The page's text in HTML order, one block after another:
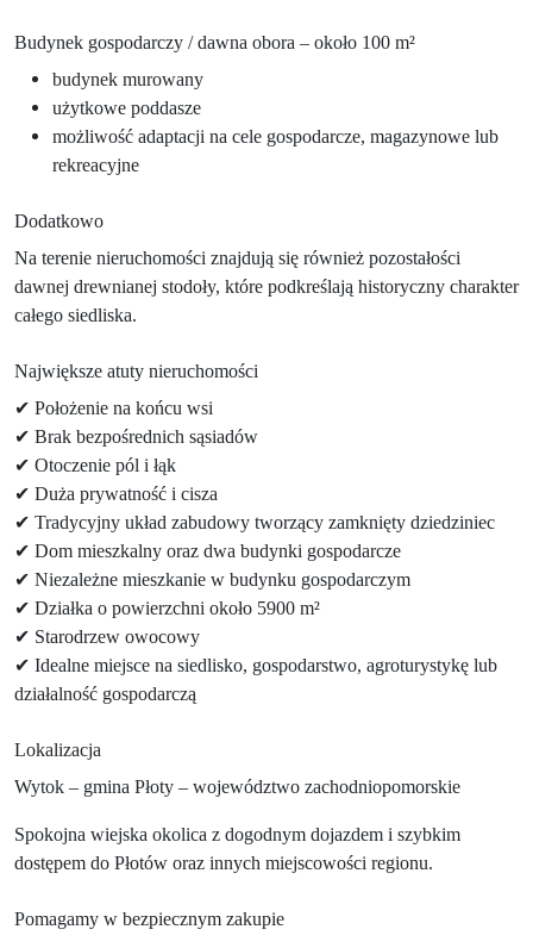
Budynek gospodarczy / dawna obora – około 100 m²
budynek murowany
użytkowe poddasze
możliwość adaptacji na cele gospodarcze, magazynowe lub
rekreacyjne
Dodatkowo
Na terenie nieruchomości znajdują się również pozostałości
dawnej drewnianej stodoły, które podkreślają historyczny charakter
całego siedliska.
Największe atuty nieruchomości
✔ Położenie na końcu wsi
✔ Brak bezpośrednich sąsiadów
✔ Otoczenie pól i łąk
✔ Duża prywatność i cisza
✔ Tradycyjny układ zabudowy tworzący zamknięty dziedziniec
✔ Dom mieszkalny oraz dwa budynki gospodarcze
✔ Niezależne mieszkanie w budynku gospodarczym
✔ Działka o powierzchni około 5900 m²
✔ Starodrzew owocowy
✔ Idealne miejsce na siedlisko, gospodarstwo, agroturystykę lub
działalność gospodarczą
Lokalizacja
Wytok – gmina Płoty – województwo zachodniopomorskie
Spokojna wiejska okolica z dogodnym dojazdem i szybkim
dostępem do Płotów oraz innych miejscowości regionu.
Pomagamy w bezpiecznym zakupie